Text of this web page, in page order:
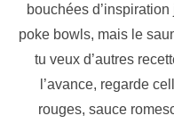
bouchées
poke bowls, mais le
tu veux d’autres
l’avance, regarde
rouges, sauce